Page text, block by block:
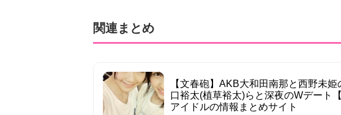
関連まとめ
【文春砲】AKB大和田南那と西野未
口裕太(植草裕太)らと深夜のWデート
アイドルの情報まとめサイト